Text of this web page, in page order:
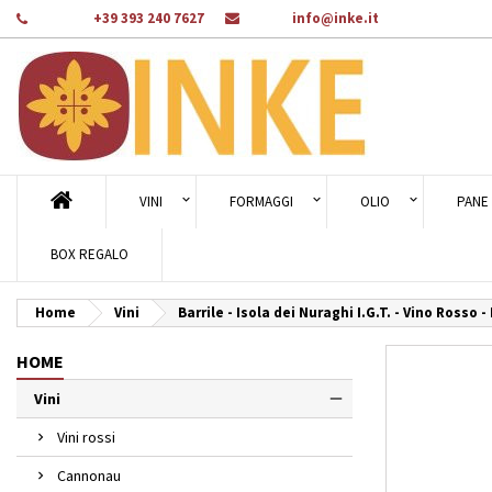
+39 393 240 7627 info@inke.it
VINI FORMAGGI OLIO PANE
BOX REGALO
Home Vini Barrile - Isola dei Nuraghi I.G.T. - Vino
HOME
Vini
Vini rossi
Cannonau